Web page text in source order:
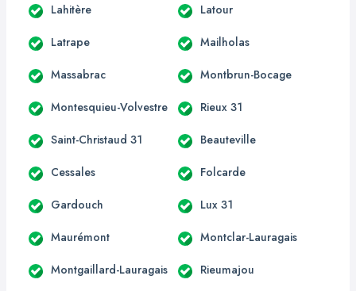
Lahitère Latour
Latrape Mailholas
Massabrac Montbrun-Bocage
Montesquieu-Volvestre Rieux 31
Saint-Christaud 31 Beauteville
Cessales Folcarde
Gardouch Lux 31
Maurémont Montclar-Lauragais
Montgaillard-Lauragais Rieumajou